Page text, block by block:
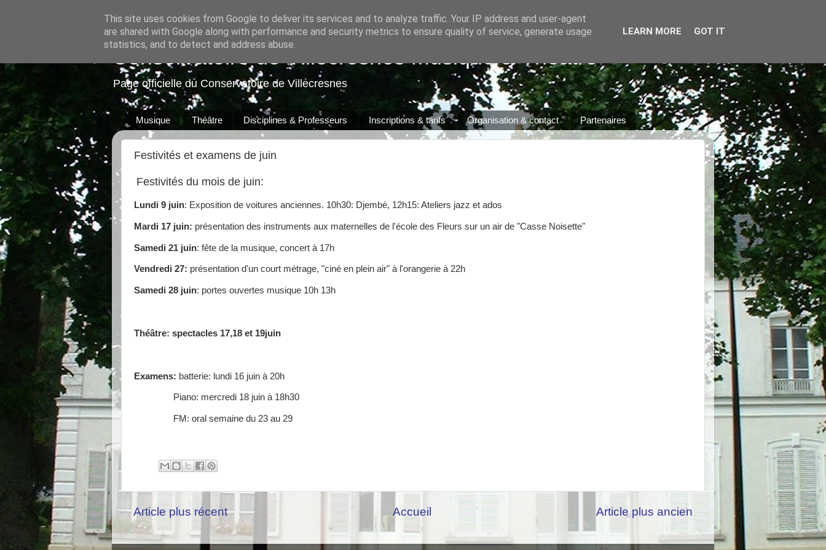
Conservatoire de Villecresnes Musique & Théâtre
Page officielle du Conservatoire de Villecresnes
Musique Théâtre Disciplines & Professeurs Inscriptions & tarifs Organisation & contact Partenaires
Festivités et examens de juin
Festivités du mois de juin:
Lundi 9 juin: Exposition de voitures anciennes. 10h30: Djembé, 12h15: Ateliers jazz et ados
Mardi 17 juin: présentation des instruments aux maternelles de l'école des Fleurs sur un air de "Casse Noisette"
Samedi 21 juin: fête de la musique, concert à 17h
Vendredi 27: présentation d'un court métrage, "ciné en plein air" à l'orangerie à 22h
Samedi 28 juin: portes ouvertes musique 10h 13h
Théâtre: spectacles 17,18 et 19juin
Examens: batterie: lundi 16 juin à 20h
Piano: mercredi 18 juin à 18h30
FM: oral semaine du 23 au 29
Article plus récent Article plus ancien
Accueil
This site uses cookies from Google to deliver its services and to analyze traffic. Your IP address and user-agent
are shared with Google along with performance and security metrics to ensure quality of service, generate usage
statistics, and to detect and address abuse.
LEARN MORE GOT IT